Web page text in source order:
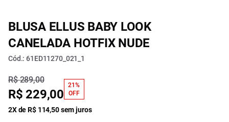
BLUSA ELLUS BABY LOOK
CANELADA HOTFIX NUDE
Cód.: 61ED11270_021_1
R$ 289,00
R$ 229,00
21%
OFF
2X de R$ 114,50 sem juros